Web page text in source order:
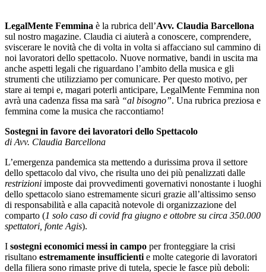
LegalMente Femmina è la rubrica dell’Avv. Claudia Barcellona
sul nostro magazine. Claudia ci aiuterà a conoscere, comprendere,
sviscerare le novità che di volta in volta si affacciano sul cammino di
noi lavoratori dello spettacolo. Nuove normative, bandi in uscita ma
anche aspetti legali che riguardano l’ambito della musica e gli
strumenti che utilizziamo per comunicare. Per questo motivo, per
stare ai tempi e, magari poterli anticipare, LegalMente Femmina non
avrà una cadenza fissa ma sarà “al bisogno”. Una rubrica preziosa e
femmina come la musica che raccontiamo!
Sostegni in favore dei lavoratori dello Spettacolo
di Avv. Claudia Barcellona
L’emergenza pandemica sta mettendo a durissima prova il settore
dello spettacolo dal vivo, che risulta uno dei più penalizzati dalle
restrizioni imposte dai provvedimenti governativi nonostante i luoghi
dello spettacolo siano estremamente sicuri grazie all’altissimo senso
di responsabilità e alla capacità notevole di organizzazione del
comparto (1 solo caso di covid fra giugno e ottobre su circa 350.000
spettatori, fonte Agis).
I sostegni economici messi in campo per fronteggiare la crisi
risultano estremamente insufficienti e molte categorie di lavoratori
della filiera sono rimaste prive di tutela, specie le fasce più deboli: